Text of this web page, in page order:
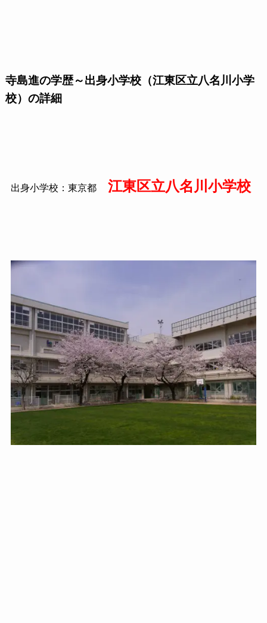
寺島進の学歴～出身小学校（江東区立八名川小学
校）の詳細
出身小学校：東京都 江東区立八名川小学校